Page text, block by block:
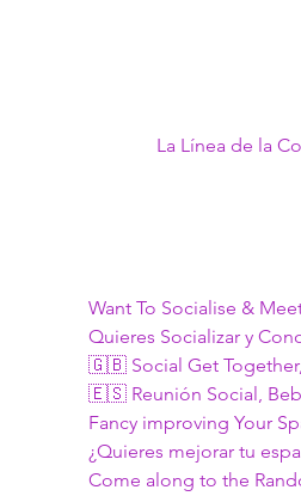
La Línea de la
Want To Socialise &
Quieres Socializar y
🇬🇧 Social Get
🇪🇸 Reunión Social,
Fancy improving Your
¿Quieres mejorar tu
Come along to the